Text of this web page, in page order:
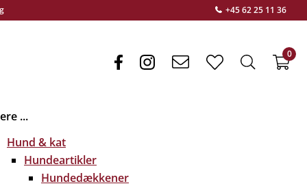
+45 62 25 11 36
...
Hund & kat
Hundeartikler
Hundedækkener
facebookinstagramenvelopeheart
search0